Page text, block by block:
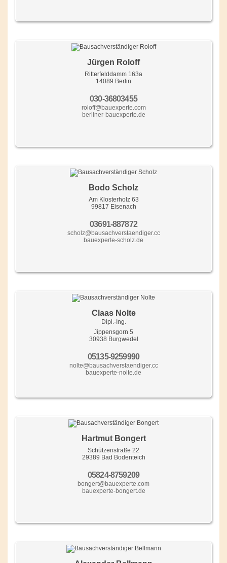
Jürgen Roloff
Ritterfelddamm 163a
14089 Berlin
030-36803455
roloff@bauexperte.com
berliner-bauexperte.de
Bodo Scholz
Am Klosterholz 63
99817 Eisenach
03691-887872
scholz@bausachverstaendiger.cc
bauexperte-scholz.de
Claas Nolte
Dipl.-Ing.
Jippensgorn 5
30938 Burgwedel
05135-9259990
nolte@bausachverstaendiger.cc
bauexperte-nolte.de
Hartmut Bongert
Schützenstraße 22
29389 Bad Bodenteich
05824-8759209
bongert@bauexperte.com
bauexperte-bongert.de